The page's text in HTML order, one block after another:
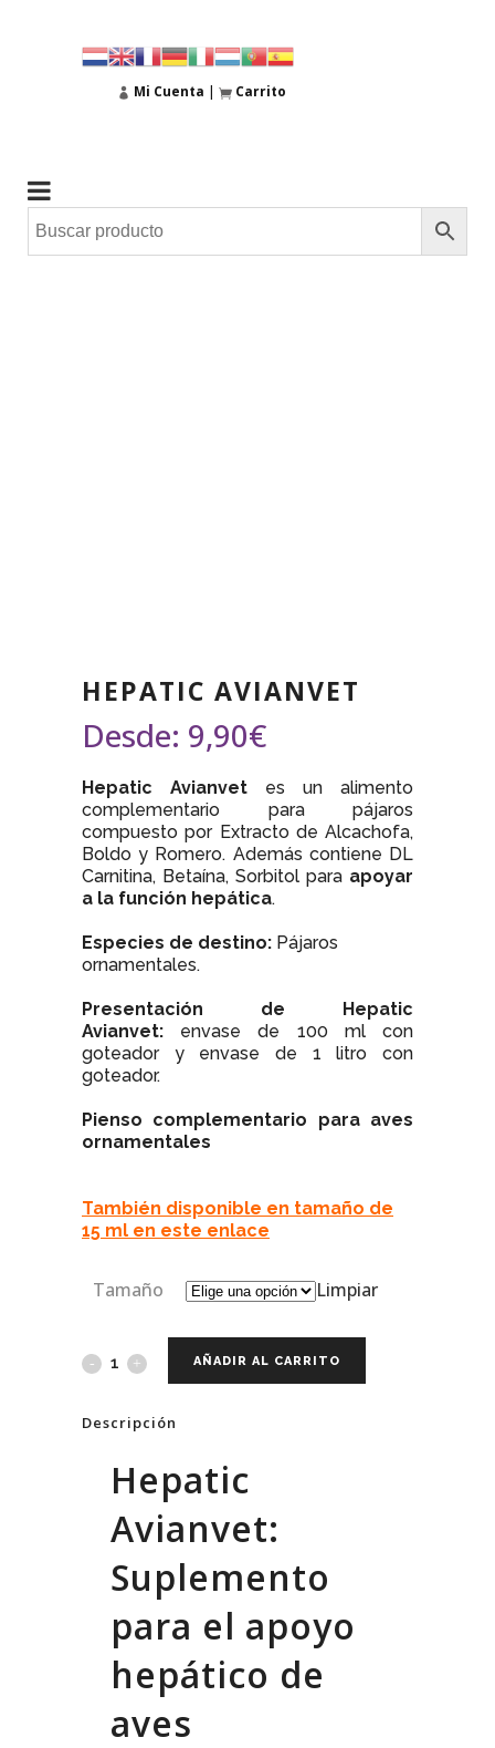
Mi Cuenta | Carrito
HEPATIC AVIANVET
Desde: 9,90€
Hepatic Avianvet es un alimento
complementario para pájaros
compuesto por Extracto de Alcachofa,
Boldo y Romero. Además contiene DL
Carnitina, Betaína, Sorbitol para apoyar
a la función hepática.
Especies de destino: Pájaros
ornamentales.
Presentación de Hepatic
Avianvet: envase de 100 ml con
goteador y envase de 1 litro con
goteador.
Pienso complementario para aves
ornamentales
También disponible en tamaño de
15 ml en este enlace
Tamaño Limpiar
AÑADIR AL CARRITO
Descripción
Hepatic
Avianvet:
Suplemento
para el apoyo
hepático de
aves